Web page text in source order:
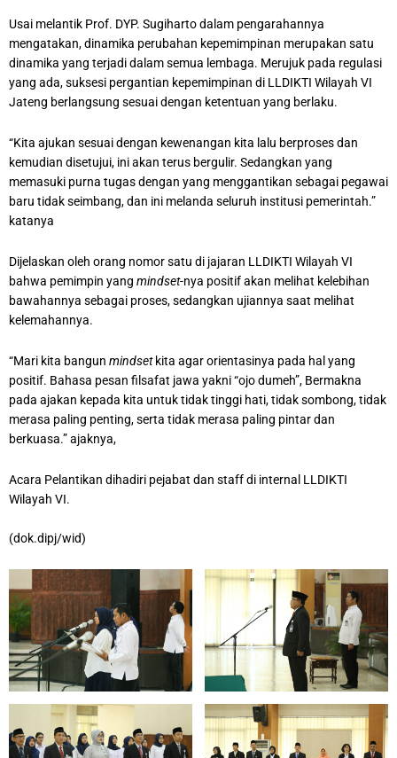
Usai melantik Prof. DYP. Sugiharto dalam pengarahannya
mengatakan, dinamika perubahan kepemimpinan merupakan satu
dinamika yang terjadi dalam semua lembaga. Merujuk pada regulasi
yang ada, suksesi pergantian kepemimpinan di LLDIKTI Wilayah VI
Jateng berlangsung sesuai dengan ketentuan yang berlaku.
“Kita ajukan sesuai dengan kewenangan kita lalu berproses dan
kemudian disetujui, ini akan terus bergulir. Sedangkan yang
memasuki purna tugas dengan yang menggantikan sebagai pegawai
baru tidak seimbang, dan ini melanda seluruh institusi pemerintah.”
katanya
Dijelaskan oleh orang nomor satu di jajaran LLDIKTI Wilayah VI
bahwa pemimpin yang mindset-nya positif akan melihat kelebihan
bawahannya sebagai proses, sedangkan ujiannya saat melihat
kelemahannya.
“Mari kita bangun mindsetkita agar orientasinya pada hal yang
positif. Bahasa pesan filsafat jawa yakni “ojo dumeh”, Bermakna
pada ajakan kepada kita untuk tidak tinggi hati, tidak sombong, tidak
merasa paling penting, serta tidak merasa paling pintar dan
berkuasa.” ajaknya,
Acara Pelantikan dihadiri pejabat dan staff di internal LLDIKTI
Wilayah VI.
(dok.dipj/wid)